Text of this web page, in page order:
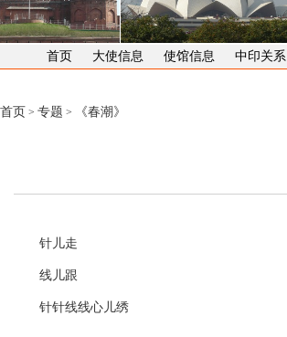
首页 大使信息 使馆信息 中印关系
首页 > 专题 > 《春潮》
针儿走
线儿跟
针针线线心儿绣